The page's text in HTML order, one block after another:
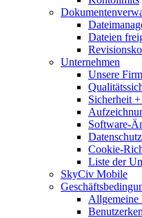
Dateien
Unternehmen
Unsere
Sicherheit
Software-
Cookie-
Liste der
SkyCiv Mobile
Allgemeine